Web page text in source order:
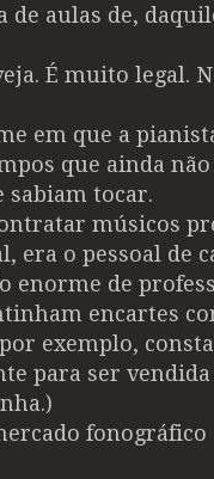
aulas de,
É muito legal.
em que a
que ainda
sabiam tocar.
músicos
era o pessoal de
enorme de
encartes
exemplo,
para ser
fonográfico